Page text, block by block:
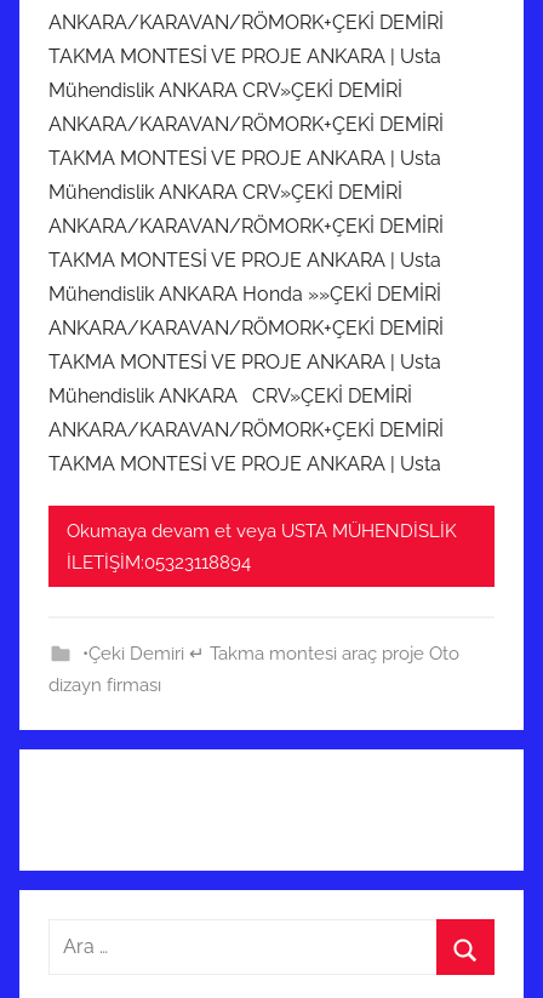
ANKARA/KARAVAN/RÖMORK+ÇEKİ DEMİRİ
TAKMA MONTESİ VE PROJE ANKARA | Usta
Mühendislik ANKARA CRV»ÇEKİ DEMİRİ
ANKARA/KARAVAN/RÖMORK+ÇEKİ DEMİRİ
TAKMA MONTESİ VE PROJE ANKARA | Usta
Mühendislik ANKARA CRV»ÇEKİ DEMİRİ
ANKARA/KARAVAN/RÖMORK+ÇEKİ DEMİRİ
TAKMA MONTESİ VE PROJE ANKARA | Usta
Mühendislik ANKARA Honda »»ÇEKİ DEMİRİ
ANKARA/KARAVAN/RÖMORK+ÇEKİ DEMİRİ
TAKMA MONTESİ VE PROJE ANKARA | Usta
Mühendislik ANKARA CRV»ÇEKİ DEMİRİ
ANKARA/KARAVAN/RÖMORK+ÇEKİ DEMİRİ
TAKMA MONTESİ VE PROJE ANKARA | Usta
Okumaya devam et veya USTA MÜHENDİSLİK
İLETİŞİM:05323118894
•Çeki Demiri ↵ Takma montesi araç proje Oto
dizayn firması
Arama: